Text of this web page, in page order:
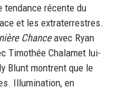
tendance récente du
et les extraterrestres.
Chanceavec Ryan
Timothée Chalamet lui-
Blunt montrent que le
Illumination, en